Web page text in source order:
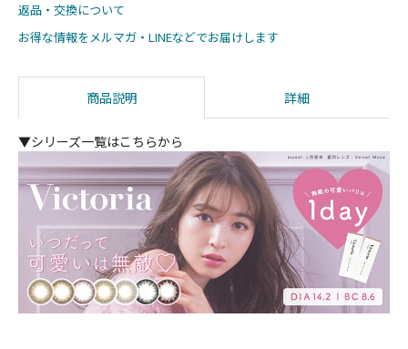
返品・交換について
お得な情報をメルマガ・LINEなどでお届けします
商品説明 詳細
▼シリーズ一覧はこちらから